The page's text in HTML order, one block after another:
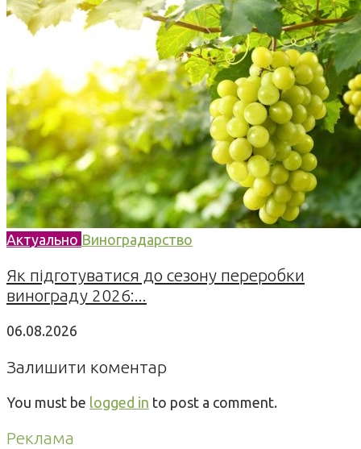
Актуально Виноградарство
Як підготуватися до сезону переробки
винограду 2026:...
06.08.2026
Залишити коментар
You must be logged in to post a comment.
Реклама